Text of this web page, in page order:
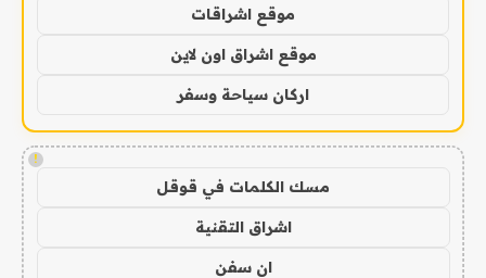
موقع اشراقات
موقع اشراق اون لاين
اركان سياحة وسفر
!
مسك الكلمات في قوقل
اشراق التقنية
ان سفن